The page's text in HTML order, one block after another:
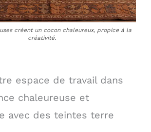
créent un cocon chaleureux, propice à la
créativité.
espace de travail dans
chaleureuse et
avec des teintes terre